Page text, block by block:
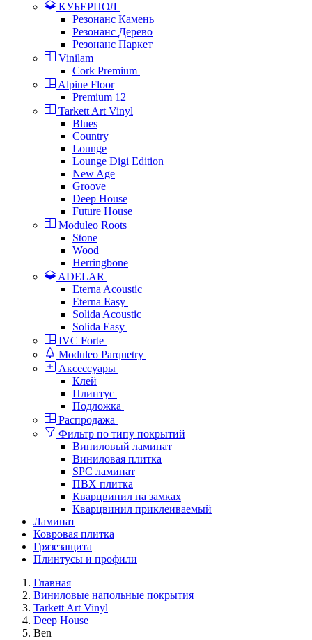
КУБЕРПОЛ
Резонанс Камень
Резонанс Дерево
Резонанс Паркет
Vinilam
Cork Premium
Alpine Floor
Premium 12
Tarkett Art Vinyl
Blues
Country
Lounge
Lounge Digi Edition
New Age
Groove
Deep House
Future House
Moduleo Roots
Stone
Wood
Herringbone
ADELAR
Eterna Acoustic
Eterna Easy
Solida Acoustic
Solida Easy
IVC Forte
Moduleo Parquetry
Аксессуары
Клей
Плинтус
Подложка
Распродажа
Фильтр по типу покрытий
Виниловый ламинат
Виниловая плитка
SPC ламинат
ПВХ плитка
Кварцвинил на замках
Кварцвинил приклеиваемый
Ламинат
Ковровая плитка
Грязезащита
Плинтусы и профили
Главная
Виниловые напольные покрытия
Tarkett Art Vinyl
Deep House
Ben